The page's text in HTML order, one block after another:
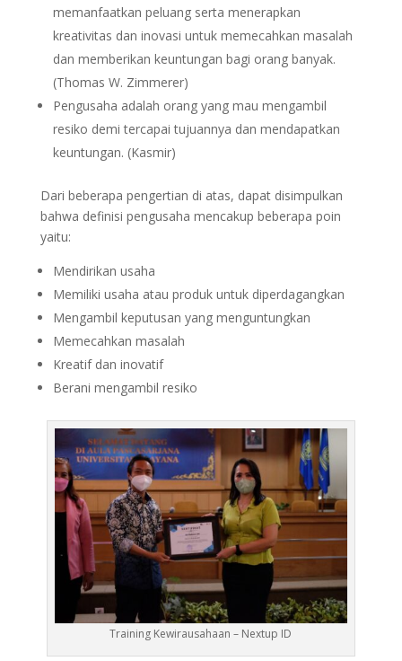
memanfaatkan peluang serta menerapkan
kreativitas dan inovasi untuk memecahkan masalah
dan memberikan keuntungan bagi orang banyak.
(Thomas W. Zimmerer)
Pengusaha adalah orang yang mau mengambil
resiko demi tercapai tujuannya dan mendapatkan
keuntungan. (Kasmir)
Dari beberapa pengertian di atas, dapat disimpulkan
bahwa definisi pengusaha mencakup beberapa poin
yaitu:
Mendirikan usaha
Memiliki usaha atau produk untuk diperdagangkan
Mengambil keputusan yang menguntungkan
Memecahkan masalah
Kreatif dan inovatif
Berani mengambil resiko
Training Kewirausahaan – Nextup ID